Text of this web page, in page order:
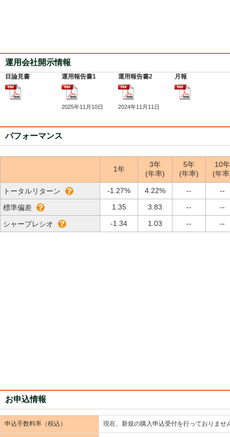
運用会社開示情報
目論見書 運用報告書1
2025年11月10日
運用報告書2
2024年11月11日
月報
パフォーマンス
1年
3年
(年率)
5年
(年率)
10年
(年
トータルリターン -1.27% 4.22% -- --
標準偏差 1.35 3.83 -- --
シャープレシオ -1.34 1.03 -- --
お申込情報
申込手数料率（税込） 現在、新規の購入申込受付を行っておりませ